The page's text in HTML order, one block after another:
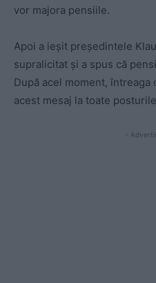
vor majora pensiile.
Apoi a ieșit președintele
supralicitat și a spus că
După acel moment, întreaga
acest mesaj la toate
-